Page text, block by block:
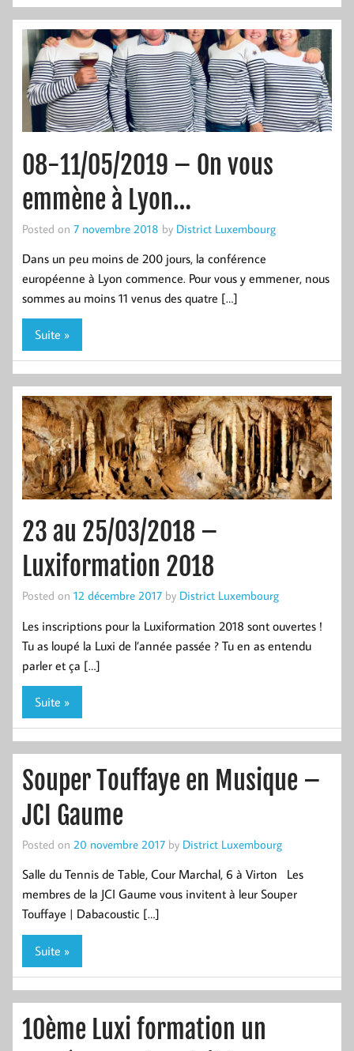
08-11/05/2019 – On vous
emmène à Lyon…
Posted on 7 novembre 2018 by District Luxembourg
Dans un peu moins de 200 jours, la conférence
européenne à Lyon commence. Pour vous y emmener, nous
sommes au moins 11 venus des quatre […]
Suite »
23 au 25/03/2018 –
Luxiformation 2018
Posted on 12 décembre 2017 by District Luxembourg
Les inscriptions pour la Luxiformation 2018 sont ouvertes !
Tu as loupé la Luxi de l’année passée ? Tu en as entendu
parler et ça […]
Suite »
Souper Touffaye en Musique –
JCI Gaume
Posted on 20 novembre 2017 by District Luxembourg
Salle du Tennis de Table, Cour Marchal, 6 à Virton Les
membres de la JCI Gaume vous invitent à leur Souper
Touffaye | Dabacoustic […]
Suite »
10ème Luxi formation un